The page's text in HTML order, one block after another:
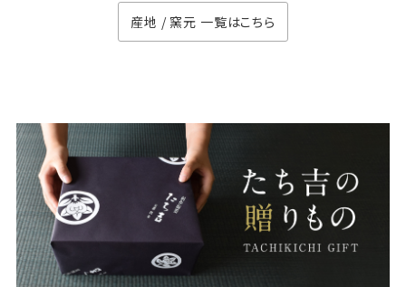
産地 / 窯元 一覧はこちら